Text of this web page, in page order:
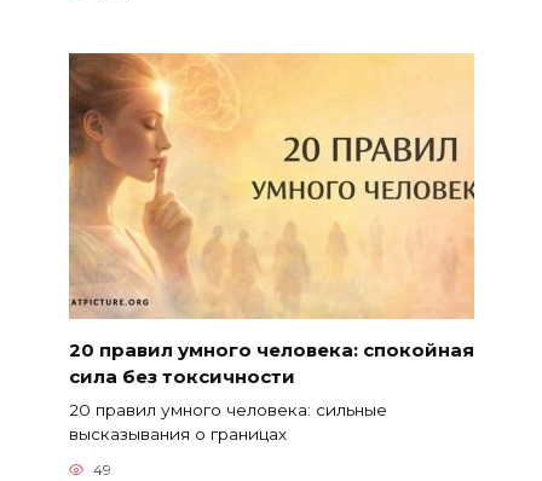
20 правил умного человека: спокойная
сила без токсичности
20 правил умного человека: сильные
высказывания о границах
49